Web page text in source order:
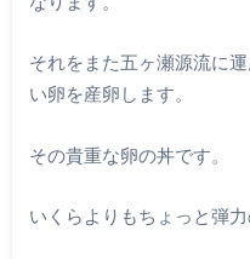
それをまた五ヶ瀬源流に
い卵を産卵します。
その貴重な卵の丼です。
いくらよりもちょっと弾